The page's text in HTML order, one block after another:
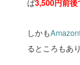
ば3,500円前
しかも
るところもあ